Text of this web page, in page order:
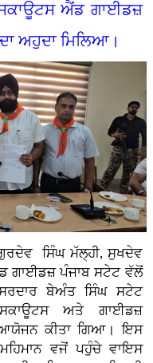
ਸਕਾਊਟਸ ਐਂਡ ਗਾਈਡਜ਼
ਅਹੁਦਾ ਮਿਲਿਆ।
ਸਿੰਘ ਮੱਲ੍ਹੀ, ਸੁਖਦੇਵ
ਗਾਈਡਜ਼ ਪੰਜਾਬ ਸਟੇਟ ਵੱਲੋਂ
ਬੇਅੰਤ ਸਿੰਘ ਸਟੇਟ
ਸਕਾਊਟਸ ਅਤੇ ਗਾਈਡਜ਼
ਕੀਤਾ ਗਿਆ। ਇਸ
ਵਜੋਂ ਪਹੁੰਚੇ ਵਾਇਸ